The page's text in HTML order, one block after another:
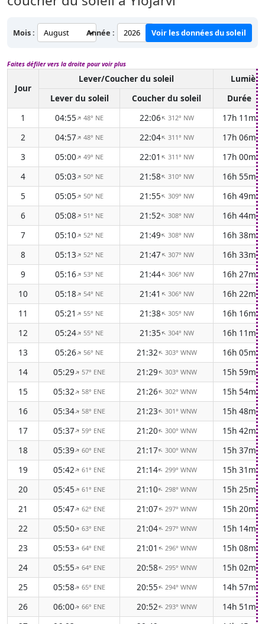
Mois : Année : Voir les données du soleil
Faites défiler vers la droite pour voir plus
Jour
Lever/Coucher du soleil
Lever du soleil
Coucher du soleil
Durée
1
04:55↑48° NE 22:06↑ 312° NW
17h 11m
2
04:57↑48° NE 22:04↑ 311° NW
17h 06m
3
05:00↑49° NE 22:01↑ 311° NW
17h 00m
4
05:03↑50° NE 21:58↑ 310° NW
16h 55m
5
05:05↑50° NE 21:55↑ 309° NW
16h 49m
6
05:08↑51° NE 21:52↑ 308° NW
16h 44m
7
05:10↑52° NE 21:49↑ 308° NW
16h 38m
8
05:13↑52° NE 21:47↑ 307° NW
16h 33m
9
05:16↑53° NE 21:44↑ 306° NW
16h 27m
10
05:18↑54° NE 21:41↑ 306° NW
16h 22m
11
05:21↑55° NE 21:38↑ 305° NW
16h 16m
12
05:24↑55° NE 21:35↑ 304° NW
16h 11m
13
05:26↑56° NE 21:32↑ 303° WNW
16h 05m
14
05:29↑57° ENE 21:29↑ 303° WNW
15h 59m
15
05:32↑58° ENE 21:26↑ 302° WNW
15h 54m
16
05:34↑58° ENE 21:23↑ 301° WNW
15h 48m
17
05:37↑59° ENE 21:20↑ 300° WNW
15h 42m
18
05:39↑60° ENE 21:17↑ 300° WNW
15h 37m
19
05:42↑61° ENE 21:14↑ 299° WNW
15h 31m
20
05:45↑61° ENE 21:10↑ 298° WNW
15h 25m
21
05:47↑62° ENE 21:07↑ 297° WNW
15h 20m
22
05:50↑63° ENE 21:04↑ 297° WNW
15h 14m
23
05:53↑64° ENE 21:01 ↑ 296° WNW
15h 08m
24
05:55↑64° ENE 20:58↑ 295° WNW
15h 02m
25
05:58↑65° ENE 20:55↑ 294° WNW
14h 57m
26
06:00↑66° ENE 20:52↑ 293° WNW
14h 51m